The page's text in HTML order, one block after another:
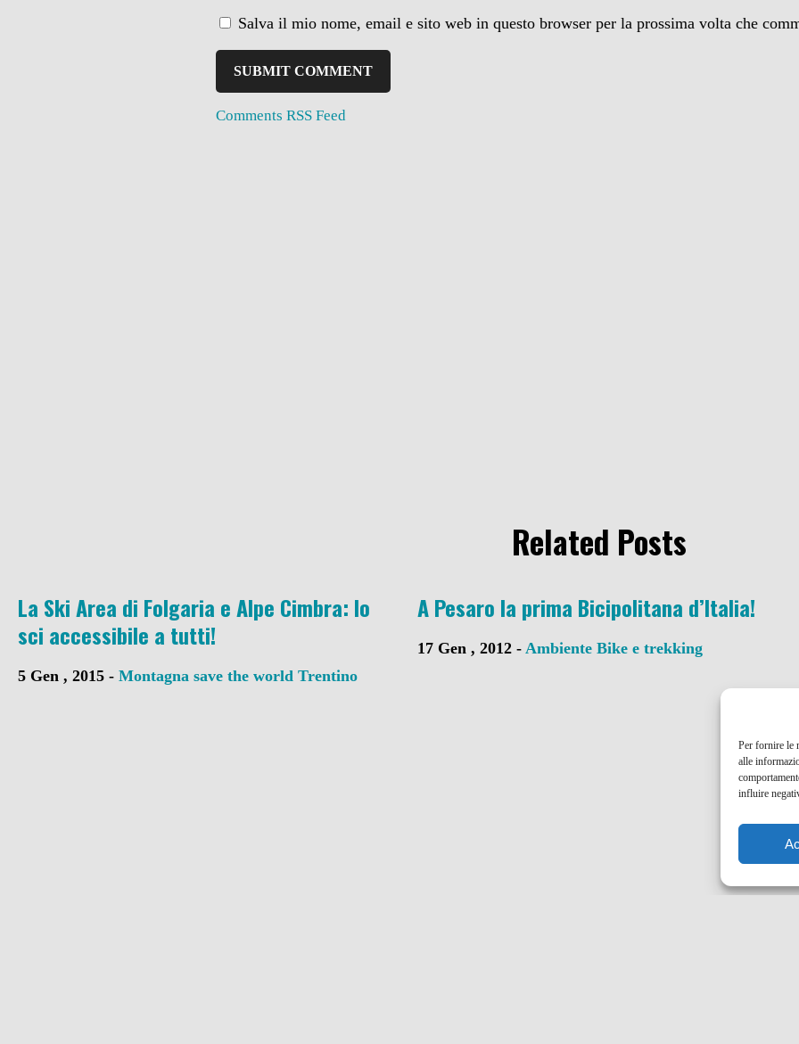
Per fornire le
alle
influire
Salva il mio nome, email e sito web in questo browser per la prossima volta che
Comments RSS Feed
Related Posts
La Ski Area di Folgaria e Alpe Cimbra: lo
sci accessibile a tutti!
5 Gen , 2015 -Montagna save the world Trentino
A Pesaro la prima Bicipolitana d’Italia!
17 Gen , 2012 -Ambiente Bike e trekking